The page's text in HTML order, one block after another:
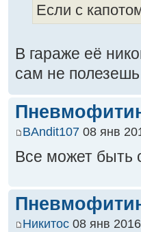
Если с
В гараже её
сам не
BAndit107 08 янв
Все может быть
Никитос 08 янв